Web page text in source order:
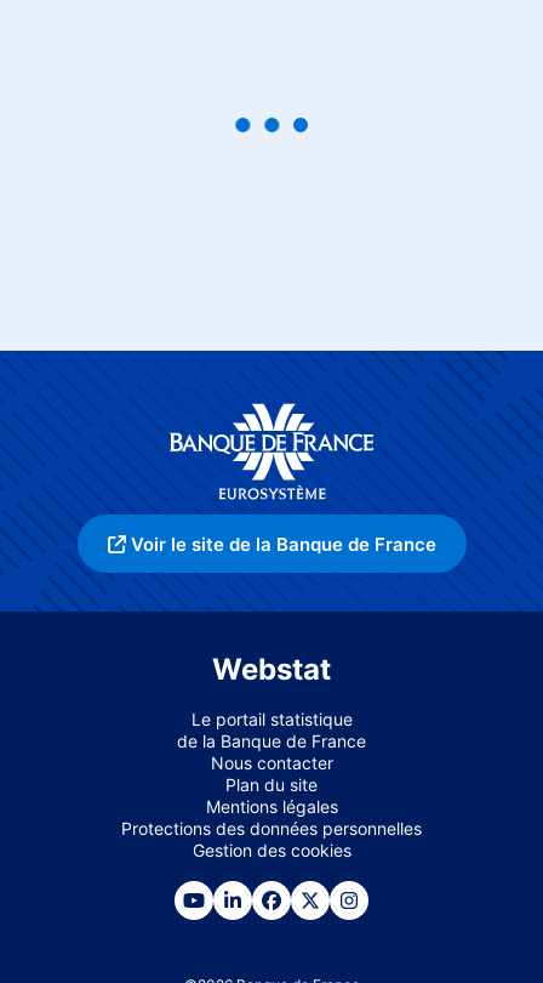
Voir le site de la Banque de France
Webstat
Le portail statistique
de la Banque de France
Nous contacter
Plan du site
Mentions légales
Protections des données personnelles
Gestion des cookies